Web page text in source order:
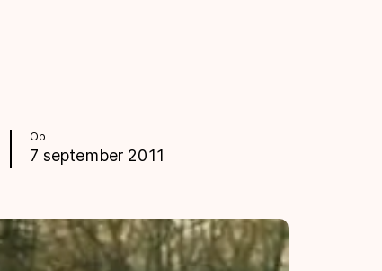
Op
7 september 2011